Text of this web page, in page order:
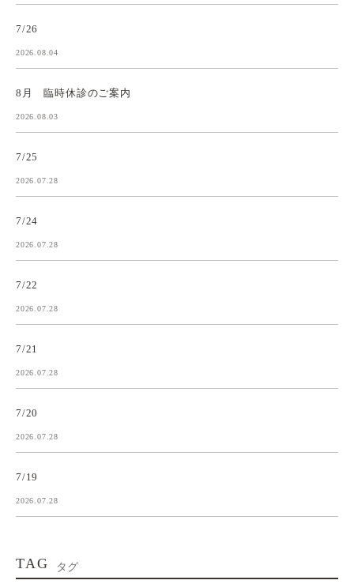
7/26
2026.08.04
8月 臨時休診のご案内
2026.08.03
7/25
2026.07.28
7/24
2026.07.28
7/22
2026.07.28
7/21
2026.07.28
7/20
2026.07.28
7/19
2026.07.28
TAG タグ